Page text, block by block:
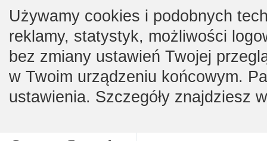
Używamy cookies i podobnych
reklamy, statystyk, możliwości
bez zmiany ustawień Twojej
w Twoim urządzeniu końcowym.
ustawienia. Szczegóły znajdziesz